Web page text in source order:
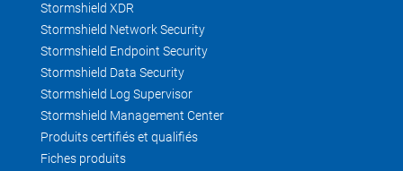
Stormshield XDR
Stormshield Network Security
Stormshield Endpoint Security
Stormshield Data Security
Stormshield Log Supervisor
Stormshield Management Center
Produits certifiés et qualifiés
Fiches produits